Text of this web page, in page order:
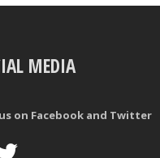
MEDIA
on Facebook and Twitter